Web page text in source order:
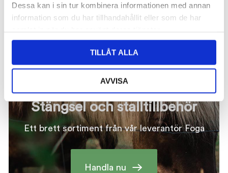
Dessa kan i sin tur kombinera informationen med annan
information som du har tillhandahållit eller som de har
TILLÅT ALLA
AVVISA
Stängsel och stalltillbehör
Ett brett sortiment från vår leverantör Foga
Handla nu